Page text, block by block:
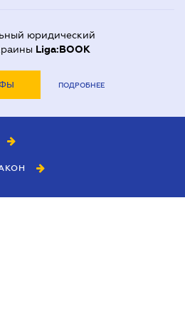
юридический
Liga:BOOK
ПОДРОБНЕЕ